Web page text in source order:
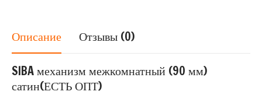
Описание Отзывы (0)
SIBA механизм межкомнатный (90 мм)
сатин(ЕСТЬ ОПТ)